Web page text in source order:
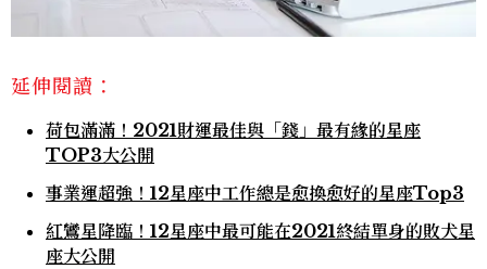
延伸閱讀：
荷包滿滿！2021財運最佳與「錢」最有緣的星座
TOP3大公開
事業運超強！12星座中工作總是愈換愈好的星座Top3
紅鸞星降臨！12星座中最可能在2021終結單身的敗犬星
座大公開